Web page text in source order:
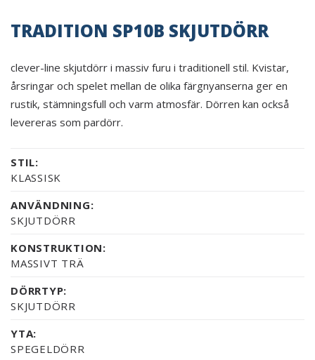
TRADITION SP10B SKJUTDÖRR
clever-line skjutdörr i massiv furu i traditionell stil. Kvistar,
årsringar och spelet mellan de olika färgnyanserna ger en
rustik, stämningsfull och varm atmosfär. Dörren kan också
levereras som pardörr.
STIL:
KLASSISK
ANVÄNDNING:
SKJUTDÖRR
KONSTRUKTION:
MASSIVT TRÄ
DÖRRTYP:
SKJUTDÖRR
YTA:
SPEGELDÖRR